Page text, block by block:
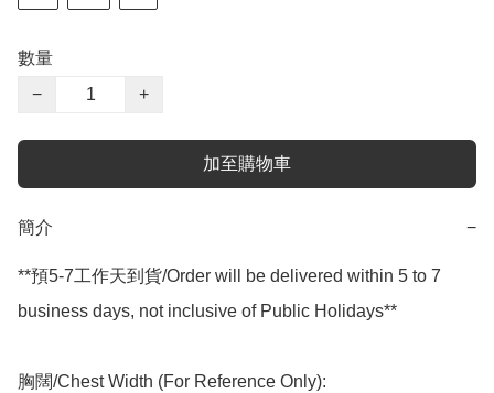
數量
−
+
加至購物車
簡介 −
**預5-7工作天到貨/Order will be delivered within 5 to 7
business days, not inclusive of Public Holidays**
胸闊/Chest Width (For Reference Only):